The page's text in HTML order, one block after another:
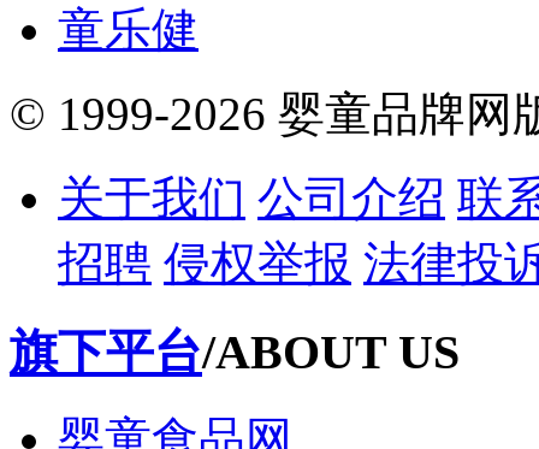
童乐健
© 1999-2026 婴童品牌网
关于我们 公司介绍 联
招聘 侵权举报 法律投
旗下平台/ABOUT US